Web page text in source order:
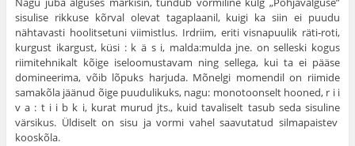
sisulise rikkuse kõrval olevat tagaplaanil, kuigi ka siin ei puudu
nähtavasti hoolitsetuni viimistlus. Irdriim, eriti visnapuulik räti-roti,
kurgust ikargust, küsi : k ä s i, malda:mulda jne. on selleski kogus
riimitehnikalt kõige iseloomustavam ning sellega, kui ta ei pääse
domineerima, võib lõpuks harjuda. Mõnelgi momendil on riimide
samakõla jäänud õige puudulikuks, nagu: monotoonselt hooned, r i i
v a : t i i b k i, kurat murud jts., kuid tavaliselt tasub seda sisuline
värsikus. Üldiselt on sisu ja vormi vahel saavutatud silmapaistev
kooskõla.